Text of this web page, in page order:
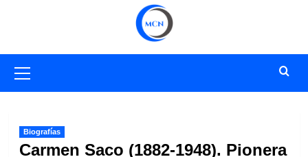
primario
Biografías
Carmen Saco (1882-1948). Pionera